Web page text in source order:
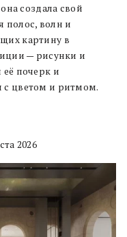
создала свой
полос, волн и
картину в
— рисунки и
почерк и
с цветом и ритмом.
2026